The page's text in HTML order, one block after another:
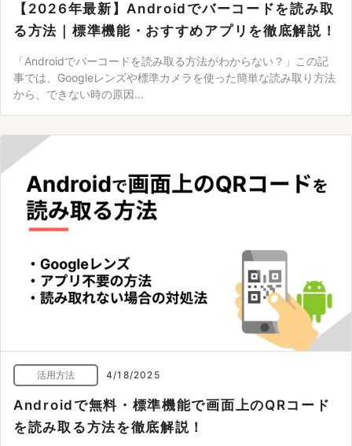
【2026年最新】Androidでバーコードを読み取
る方法｜標準機能・おすすめアプリを徹底解説！
「Androidでバーコードを読み取る方法がわからない？」この記
事では、Googleレンズや標準カメラを使った簡単な読み取り方法
から、できない時の原因...
活用方法 4/18/2025
Androidで無料・標準機能で画面上のQRコード
を読み取る方法を徹底解説！